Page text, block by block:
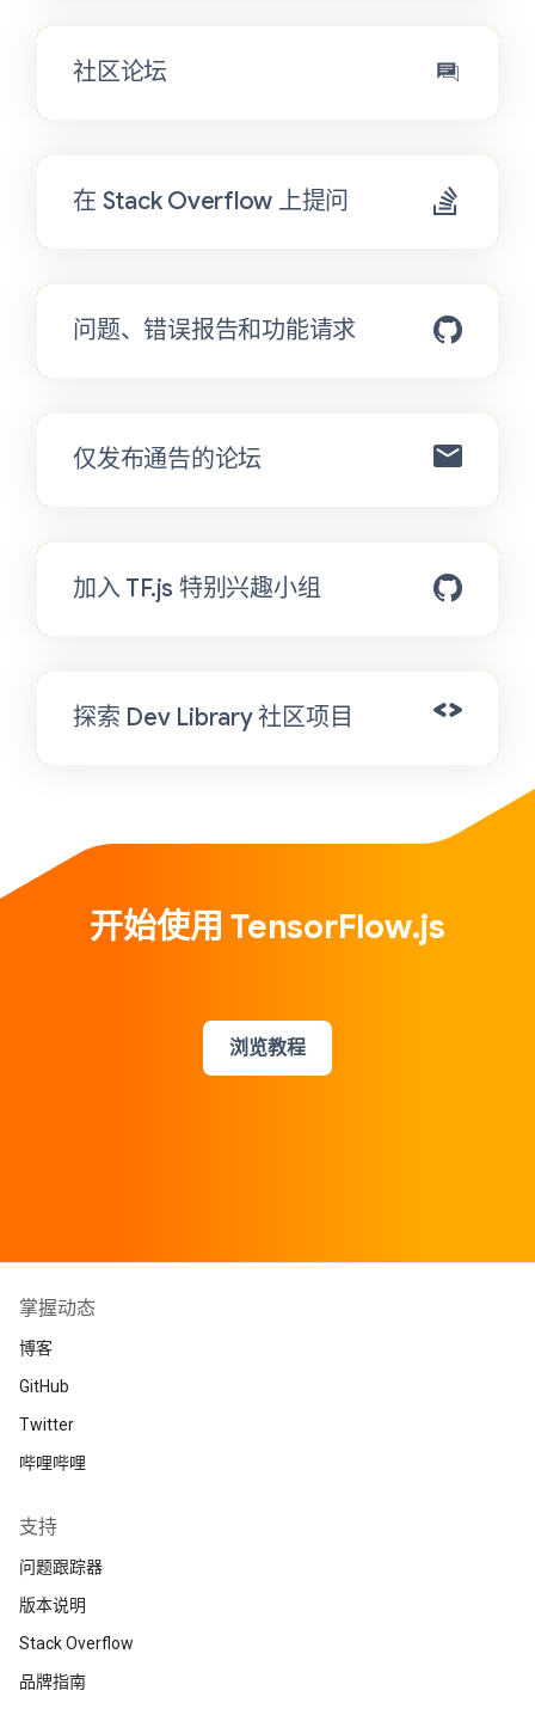
社区论坛
在 Stack Overflow 上提问
问题、错误报告和功能请求
仅发布通告的论坛
加入 TF.js 特别兴趣小组
探索 Dev Library 社区项目
开始使用 TensorFlow.js
浏览教程
掌握动态
博客
GitHub
Twitter
哔哩哔哩
支持
问题跟踪器
版本说明
Stack Overflow
品牌指南